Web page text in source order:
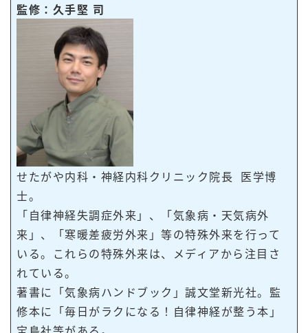
監修：久手堅 司
せたがや内科・神経内科クリニック院長 医学博
士。
「自律神経失調症外来」、「気象病・天気病外
来」、「寒暖差疲労外来」等の特殊外来を行って
いる。これらの特殊外来は、メディアから注目さ
れている。
著書に「気象病ハンドブック」誠文堂新光社。監
修本に「毎日がラクになる！自律神経が整う本」